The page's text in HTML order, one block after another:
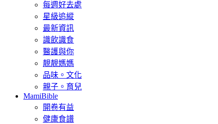
每週好去處
星級追縱
最新資訊
識飲識食
醫護與你
靚靚媽媽
品味。文化
親子。育兒
MamiBible
開卷有益
健康食譜